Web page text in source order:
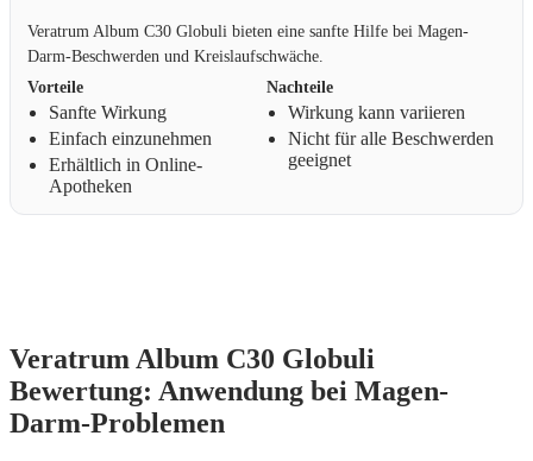
Veratrum Album C30 Globuli bieten eine sanfte Hilfe bei Magen-
Darm-Beschwerden und Kreislaufschwäche.
Vorteile
Sanfte Wirkung
Einfach einzunehmen
Erhältlich in Online-
Apotheken
Nachteile
Wirkung kann variieren
Nicht für alle Beschwerden
geeignet
Veratrum Album C30 Globuli
Bewertung: Anwendung bei Magen-
Darm-Problemen